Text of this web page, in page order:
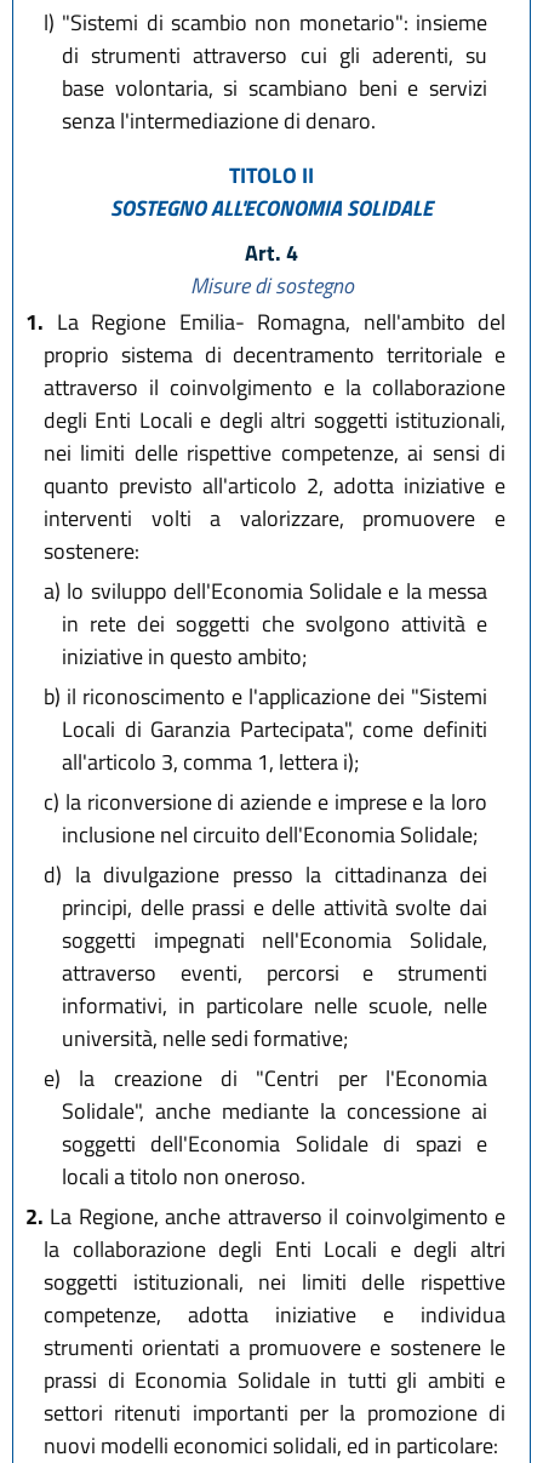
l) "Sistemi di scambio non monetario": insieme
di strumenti attraverso cui gli aderenti, su
base volontaria, si scambiano beni e servizi
senza l'intermediazione di denaro.
TITOLO II
SOSTEGNO ALL'ECONOMIA SOLIDALE
Art. 4
Misure di sostegno
1. La Regione Emilia- Romagna, nell'ambito del
proprio sistema di decentramento territoriale e
attraverso il coinvolgimento e la collaborazione
degli Enti Locali e degli altri soggetti istituzionali,
nei limiti delle rispettive competenze, ai sensi di
quanto previsto all'articolo 2, adotta iniziative e
interventi volti a valorizzare, promuovere e
sostenere:
a) lo sviluppo dell'Economia Solidale e la messa
in rete dei soggetti che svolgono attività e
iniziative in questo ambito;
b) il riconoscimento e l'applicazione dei "Sistemi
Locali di Garanzia Partecipata", come definiti
all'articolo 3, comma 1, lettera i);
c) la riconversione di aziende e imprese e la loro
inclusione nel circuito dell'Economia Solidale;
d) la divulgazione presso la cittadinanza dei
principi, delle prassi e delle attività svolte dai
soggetti impegnati nell'Economia Solidale,
attraverso eventi, percorsi e strumenti
informativi, in particolare nelle scuole, nelle
università, nelle sedi formative;
e) la creazione di "Centri per l'Economia
Solidale", anche mediante la concessione ai
soggetti dell'Economia Solidale di spazi e
locali a titolo non oneroso.
2. La Regione, anche attraverso il coinvolgimento e
la collaborazione degli Enti Locali e degli altri
soggetti istituzionali, nei limiti delle rispettive
competenze, adotta iniziative e individua
strumenti orientati a promuovere e sostenere le
prassi di Economia Solidale in tutti gli ambiti e
settori ritenuti importanti per la promozione di
nuovi modelli economici solidali, ed in particolare: